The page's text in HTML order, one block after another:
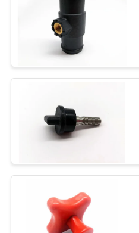
MAPA
PRIVACY
POLICY